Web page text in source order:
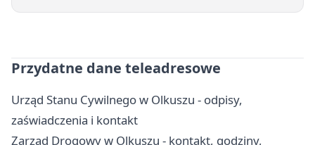
Przydatne dane teleadresowe
Urząd Stanu Cywilnego w Olkuszu - odpisy,
zaświadczenia i kontakt
Zarząd Drogowy w Olkuszu - kontakt, godziny,